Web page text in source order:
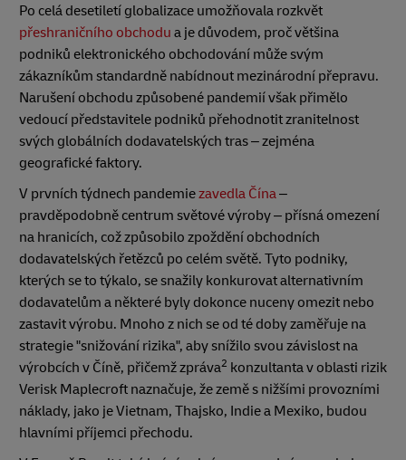
Po celá desetiletí globalizace umožňovala rozkvět
přeshraničního obchodu a je důvodem, proč většina
podniků elektronického obchodování může svým
zákazníkům standardně nabídnout mezinárodní přepravu.
Narušení obchodu způsobené pandemií však přimělo
vedoucí představitele podniků přehodnotit zranitelnost
svých globálních dodavatelských tras – zejména
geografické faktory.
V prvních týdnech pandemiezavedla Čína–
pravděpodobně centrum světové výroby – přísná omezení
na hranicích, což způsobilo zpoždění obchodních
dodavatelských řetězců po celém světě. Tyto podniky,
kterých se to týkalo, se snažily konkurovat alternativním
dodavatelům a některé byly dokonce nuceny omezit nebo
zastavit výrobu. Mnoho z nich se od té doby zaměřuje na
strategie "snižování rizika", aby snížilo svou závislost na
výrobcích v Číně, přičemž zpráva2 konzultanta v oblasti rizik
Verisk Maplecroft naznačuje, že země s nižšími provozními
náklady, jako je Vietnam, Thajsko, Indie a Mexiko, budou
hlavními příjemci přechodu.